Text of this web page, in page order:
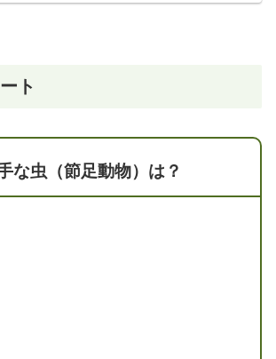
ト
な虫（節足動物）は？